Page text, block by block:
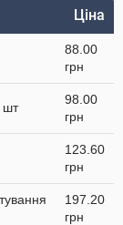
Ціна
88.00
грн
шт
98.00
грн
123.60
грн
197.20
грн